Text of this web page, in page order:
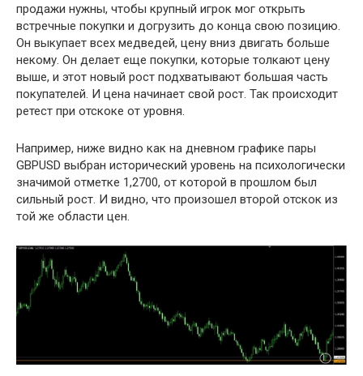
продажи нужны, чтобы крупный игрок мог открыть
встречные покупки и догрузить до конца свою позицию.
Он выкупает всех медведей, цену вниз двигать больше
некому. Он делает еще покупки, которые толкают цену
выше, и этот новый рост подхватывают большая часть
покупателей. И цена начинает свой рост. Так происходит
ретест при отскоке от уровня.
Например, ниже видно как на дневном графике пары
GBPUSD выбран исторический уровень на психологически
значимой отметке 1,2700, от которой в прошлом был
сильный рост. И видно, что произошел второй отскок из
той же области цен.